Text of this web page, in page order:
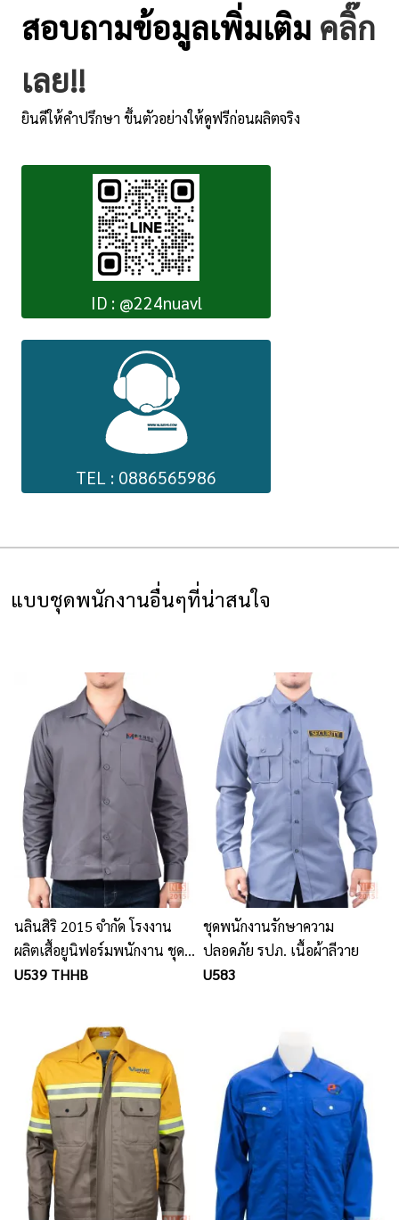
สอบถามข้อมูลเพิ่มเติม คลิ๊ก
เลย!!
ยินดีให้คำปรึกษา ขึ้นตัวอย่างให้ดูฟรีก่อนผลิตจริง
ID : @224nuavl
TEL : 0886565986
แบบชุดพนักงานอื่นๆที่น่าสนใจ
นลินสิริ 2015 จำกัด โรงงาน
ผลิตเสื้อยูนิฟอร์มพนักงาน ชุด
ทำงานพนักงาน เสื้อช็อป เสื้อ
U539 THHB
ชุดพนักงานรักษาความ
ปลอดภัย รปภ. เนื้อผ้าลีวาย
U583